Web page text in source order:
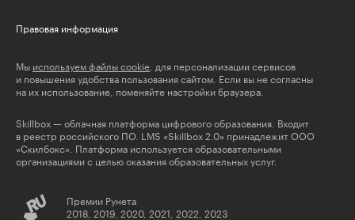
Правовая информация
Мы используем файлы cookie , для персонализации сервисов
и повышения удобства пользования сайтом. Если вы не согласны
на их использование, поменяйте настройки браузера.
Skillbox — облачная платформа цифрового образования. Входит
в реестр российского ПО. LMS «Skillbox 2.0» принадлежит ООО
«Скилбокс». Платформа используется образовательными
организациями с целью оказания образовательных услуг.
Премии Рунета
2018, 2019, 2020, 2021, 2022, 2023